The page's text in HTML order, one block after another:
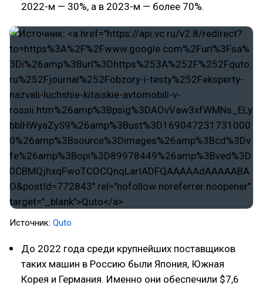
2022-м — 30%, а в 2023-м — более 70%.
Источник: Quto
До 2022 года среди крупнейших поставщиков
таких машин в Россию были Япония, Южная
Корея и Германия. Именно они обеспечили $7,6